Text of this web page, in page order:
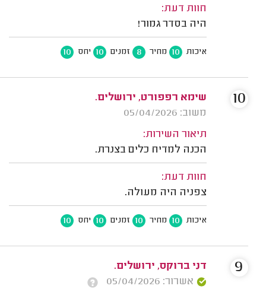
חוות דעת:
היה בסדר גמור!
איכות 10 מחיר 8 זמנים 10 יחס 10
שימא רפפורט, ירושלים.
משוב: 05/04/2026
תיאור השירות:
הכנה למדיח כלים בצנרת.
חוות דעת:
צפניה היה מעולה.
איכות 10 מחיר 10 זמנים 10 יחס 10
10
דני ברוקס, ירושלים.
אשרור: 05/04/2026
9